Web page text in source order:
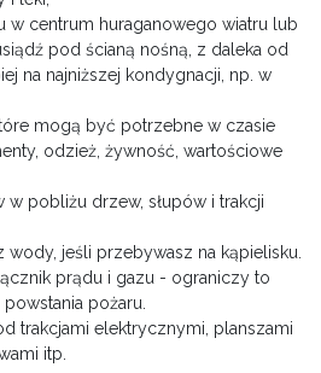
w centrum huraganowego wiatru lub
pod ścianą nośną, z daleka od
na najniższej kondygnacji, np. w
mogą być potrzebne w czasie
odzież, żywność, wartościowe
w pobliżu drzew, słupów i trakcji
wody, jeśli przebywasz na kąpielisku.
prądu i gazu - ograniczy to
pożaru.
trakcjami elektrycznymi, planszami
itp.